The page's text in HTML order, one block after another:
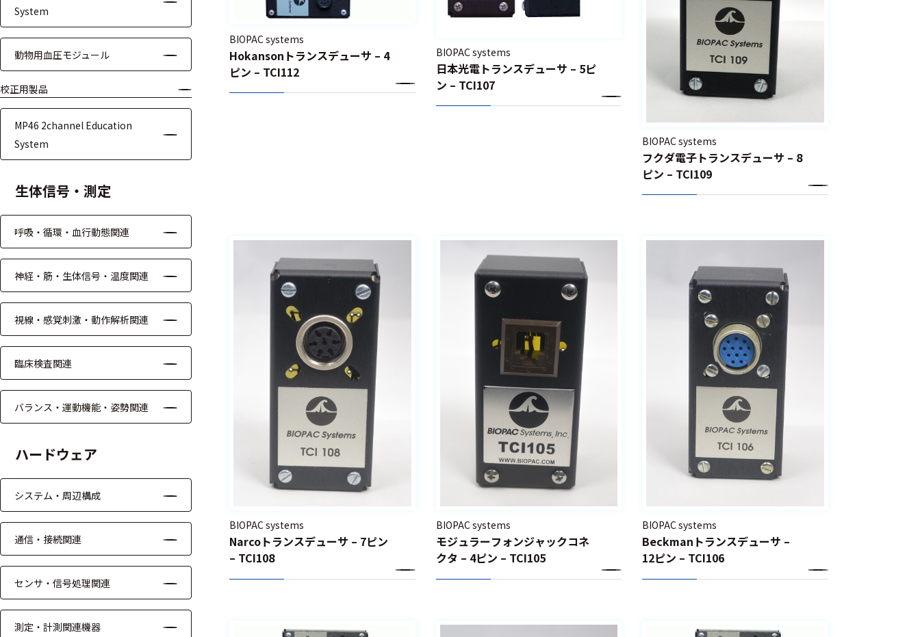
す
る
る
System
動物用血圧モジュール
校正用製品
MP46 2channel Education
System
生体信号・測定
呼吸・循環・血行動態関連
神経・筋・生体信号・温度関連
視線・感覚刺激・動作解析関連
臨床検査関連
バランス・運動機能・姿勢関連
ハードウェア
システム・周辺構成
通信・接続関連
センサ・信号処理関連
測定・計測関連機器
BIOPAC systems
Hokansonトランスデューサ – 4
ピン – TCI112
BIOPAC systems
日本光電トランスデューサ – 5ピ
ン – TCI107
BIOPAC systems
フクダ電子トランスデューサ – 8
ピン – TCI109
BIOPAC systems
Narcoトランスデューサ – 7ピン
– TCI108
BIOPAC systems
モジュラーフォンジャックコネ
クタ – 4ピン – TCI105
BIOPAC systems
Beckmanトランスデューサ –
12ピン – TCI106